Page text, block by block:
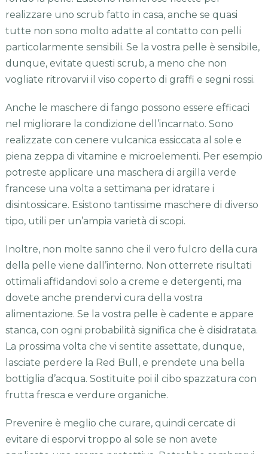
realizzare uno scrub fatto in casa, anche se quasi
tutte non sono molto adatte al contatto con pelli
particolarmente sensibili. Se la vostra pelle è sensibile,
dunque, evitate questi scrub, a meno che non
vogliate ritrovarvi il viso coperto di graffi e segni rossi.
Anche le maschere di fango possono essere efficaci
nel migliorare la condizione dell’incarnato. Sono
realizzate con cenere vulcanica essiccata al sole e
piena zeppa di vitamine e microelementi. Per esempio
potreste applicare una maschera di argilla verde
francese una volta a settimana per idratare i
disintossicare. Esistono tantissime maschere di diverso
tipo, utili per un’ampia varietà di scopi.
Inoltre, non molte sanno che il vero fulcro della cura
della pelle viene dall’interno. Non otterrete risultati
ottimali affidandovi solo a creme e detergenti, ma
dovete anche prendervi cura della vostra
alimentazione. Se la vostra pelle è cadente e appare
stanca, con ogni probabilità significa che è disidratata.
La prossima volta che vi sentite assettate, dunque,
lasciate perdere la Red Bull, e prendete una bella
bottiglia d’acqua. Sostituite poi il cibo spazzatura con
frutta fresca e verdure organiche.
Prevenire è meglio che curare, quindi cercate di
evitare di esporvi troppo al sole se non avete